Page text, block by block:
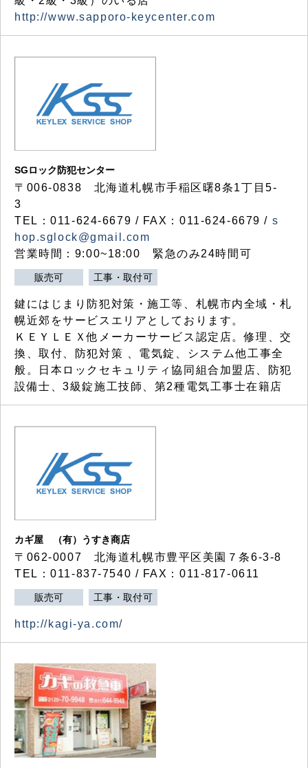
http://www.sapporo-keycenter.com
SGロック防犯センター
〒006-0838 北海道札幌市手稲区曙8条1丁目5-
3
TEL：011-624-6679 / FAX：011-624-6679 / s
hop.sglock@gmail.com
営業時間：9:00~18:00 緊急のみ24時間可
販売可 工事・取付可
鍵にはじまり防犯対策・施工等、札幌市内全域・札
幌近郊をサービスエリアとしております。
ＫＥＹＬＥＸ他メーカーサービス認定店。修理、交
換、取付、防犯対策 、電気錠、システム他工事全
般。日本ロックセキュリティ協同組合加盟店、防犯
設備士、3級錠施工技師、第2種電気工事士在籍店
カギ屋 （有）うすき商店
〒062-0007 北海道札幌市豊平区美園７条6-3-8
TEL：011-837-7540 / FAX：011-817-0611
販売可 工事・取付可
http://kagi-ya.com/